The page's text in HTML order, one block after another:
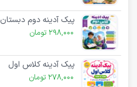
پیک آدینه دوم دبستان
298,000 تومان
پیک آدینه کلاس اول
278,000 تومان